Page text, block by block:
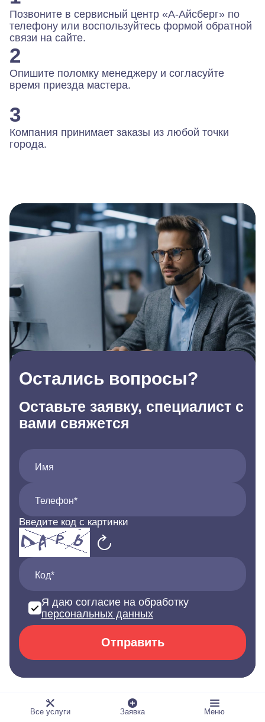
Позвоните в сервисный центр «А-Айсберг» по
телефону или воспользуйтесь формой обратной
связи на сайте.
2
Опишите поломку менеджеру и согласуйте
время приезда мастера.
3
Компания принимает заказы из любой точки
города.
Остались вопросы?
Оставьте заявку, специалист с
вами свяжется
Имя
Телефон*
Введите код с картинки
Код*
Я даю согласие на обработку
персональных данных
Отправить
Все услуги Заявка Меню